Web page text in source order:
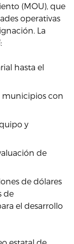
(MOU), que
operativas
La
hasta el
municipios con
y
de
de dólares
de
el desarrollo
estatal de